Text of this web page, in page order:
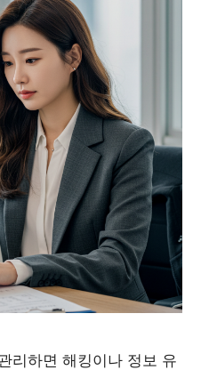
리하면 해킹이나 정보 유